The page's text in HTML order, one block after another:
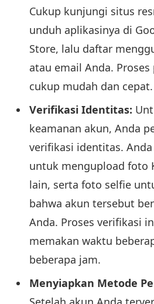
Cukup kunjungi situs
unduh aplikasinya di
Store, lalu daftar
atau email Anda.
cukup mudah dan cepat.
Verifikasi Identitas:
keamanan akun, Anda
verifikasi identitas.
untuk mengupload foto
lain, serta foto selfie
bahwa akun tersebut
Anda. Proses verifikasi
memakan waktu
beberapa jam.
Menyiapkan Metode